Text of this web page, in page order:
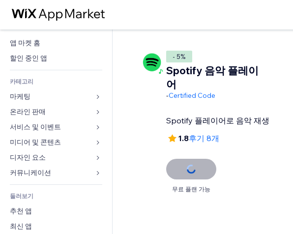
앱 마켓 홈
할인 중인 앱
카테고리
마케팅
광고
모바일
사이트 통계
사이트 목록
이메일
온라인 판매
쇼핑몰 관련 앱
배송
판매 버튼
회계
쿠폰 및 로열티
창고 서비스
서비스 및 이벤트
호텔
이벤트
음식점
부동산
예약
미디어 및 콘텐츠
갤러리
뮤직
팟캐스트
사진
동영상
PDF
디자인 요소
지도 및 내비게이션
개인정보 및 보안
시계
페이지 템플릿
이미지 효과
양식
블로그
설문
채팅
둘러보기
추천 앱
최신 앱
- 5%
Spotify 음악 플레이
어
-Certified Code
Spotify 플레이어로 음악 재생
1.8후기 8개
무료 플랜 가능